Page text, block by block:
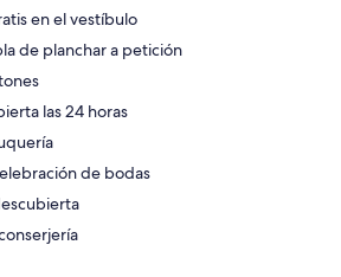
en el vestíbulo
de planchar a petición
las 24 horas
de bodas